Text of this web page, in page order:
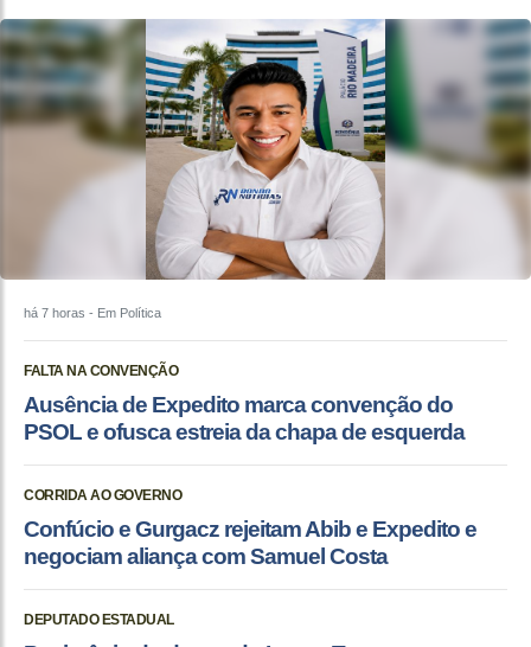
há 7 horas - Em Política
FALTA NA CONVENÇÃO
Ausência de Expedito marca convenção do
PSOL e ofusca estreia da chapa de esquerda
CORRIDA AO GOVERNO
Confúcio e Gurgacz rejeitam Abib e Expedito e
negociam aliança com Samuel Costa
DEPUTADO ESTADUAL